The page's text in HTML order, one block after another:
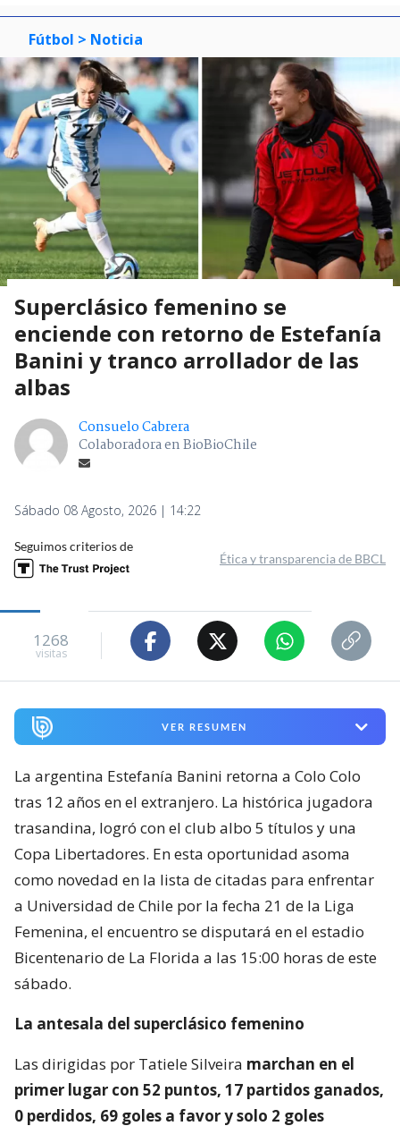
Fútbol > Noticia
Superclásico femenino se
enciende con retorno de Estefanía
Banini y tranco arrollador de las
albas
Consuelo Cabrera
Colaboradora en BioBioChile
Sábado 08 Agosto, 2026 | 14:22
Seguimos criterios de
Ética y transparencia de BBCL
1268
visitas
VER RESUMEN
La argentina Estefanía Banini retorna a Colo Colo
tras 12 años en el extranjero. La histórica jugadora
trasandina, logró con el club albo 5 títulos y una
Copa Libertadores. En esta oportunidad asoma
como novedad en la lista de citadas para enfrentar
a Universidad de Chile por la fecha 21 de la Liga
Femenina, el encuentro se disputará en el estadio
Bicentenario de La Florida a las 15:00 horas de este
sábado.
La antesala del superclásico femenino
Las dirigidas por Tatiele Silveira marchan en el
primer lugar con 52 puntos, 17 partidos ganados,
0 perdidos, 69 goles a favor y solo 2 goles